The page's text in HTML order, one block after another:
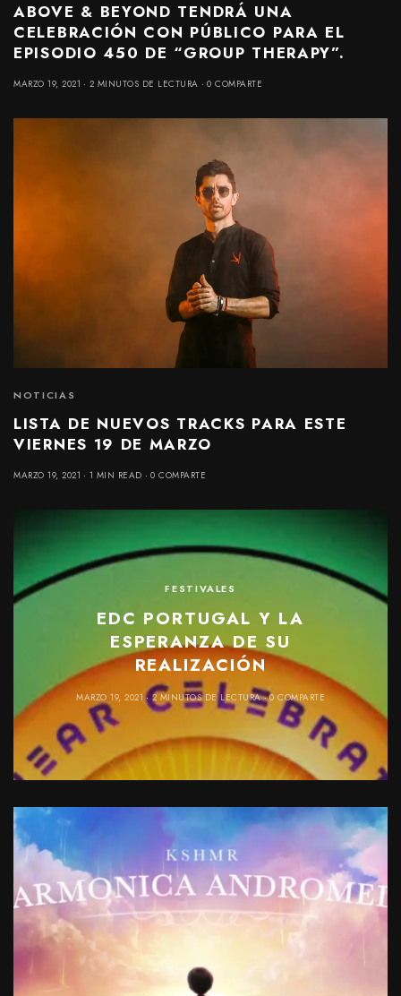
ABOVE & BEYOND TENDRÁ UNA
CELEBRACIÓN CON PÚBLICO PARA EL
EPISODIO 450 DE “GROUP THERAPY”.
MARZO 19, 2021 2 MINUTOS DE LECTURA 0 COMPARTE
NOTICIAS
LISTA DE NUEVOS TRACKS PARA ESTE
VIERNES 19 DE MARZO
MARZO 19, 2021 1 MIN READ 0 COMPARTE
FESTIVALES
EDC PORTUGAL Y LA
ESPERANZA DE SU
REALIZACIÓN
MARZO 19, 2021 2 MINUTOS DE LECTURA 0 COMPARTE